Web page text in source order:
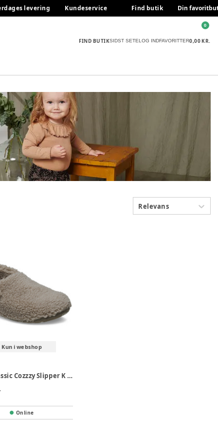
levering Kundeservice Find butik Din
FIND BUTIKSIDST SETELOG INDFAVORITTER0,00 KR.
0
Relevans
Kun i webshop
Crocs Classic Cozzzy Slipper K - Mushroom
Online